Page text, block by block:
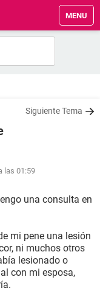
MENU
Siguiente Tema
las 01:59
una consulta en
mi pene una lesión
ni muchos otros
lesionado o
con mi esposa,